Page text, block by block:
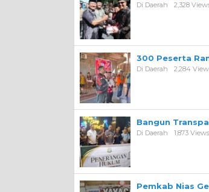
Di Daerah 2,328
300 Peserta
Di Daerah 2,284
Bangun
Di Daerah 1,873 Views
Pemkab Nias